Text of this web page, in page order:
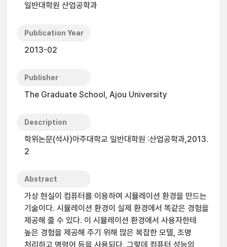
일반대학원 산업공학과
Publication Year
2013-02
Publisher
The Graduate School, Ajou University
Description
학위논문(석사)아주대학교 일반대학원 :산업공학과,2013.
2
Abstract
가상 현실이 컴퓨터를 이용하여 시뮬레이션 환경을 만드는
기술이다. 시뮬레이션 환경이 실제 환경에서 똑같은 경험을
제공해 줄 수 있다. 이 시뮬레이션 환경에서 사용자한테
높은 경험을 제공해 주기 위해 많은 복잡한 모델, 조명
처리하고 명령어 등을 사용되다. 그렇데 컴퓨터 성능의